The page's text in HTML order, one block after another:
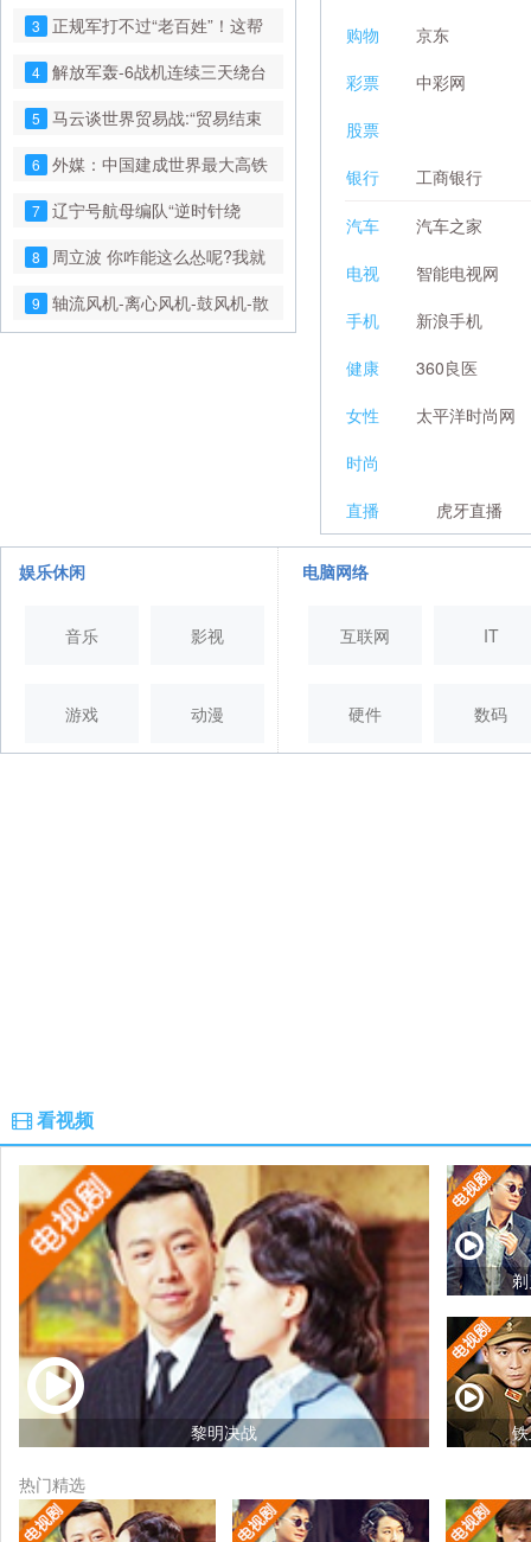
购物
京东
彩票
中彩网
股票
银行
工商银行
汽车
汽车之家
电视
智能电视网
手机
新浪手机
健康
360良医
女性
太平洋时尚网
时尚
直播
虎牙直播
应
3
正规军打不过“老百姓”！这帮
民兵到底水有多深？
4 解放军轰-6战机连续三天绕台
台媒紧张：又来了
5
马云谈世界贸易战:“贸易结束
日 战争开始时!”
6
外媒：中国建成世界最大高铁
网 高铁像公交车一样
7 辽宁号航母编队“逆时针绕
台”了！
8
周立波 你咋能这么怂呢?我就
不信，警察敢开枪打你
9
轴流风机-离心风机-鼓风机-散
热风扇-罩极电机,厂家直销-首肯
娱乐休闲
音乐 影视
游戏 动漫
电脑网络
互联网 IT
硬件 数码
看视频
黎明决战
热门精选